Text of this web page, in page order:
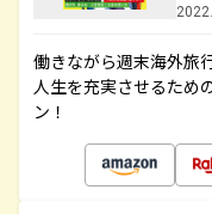
働きながら週末海外旅
人生を充実させるため
ン！